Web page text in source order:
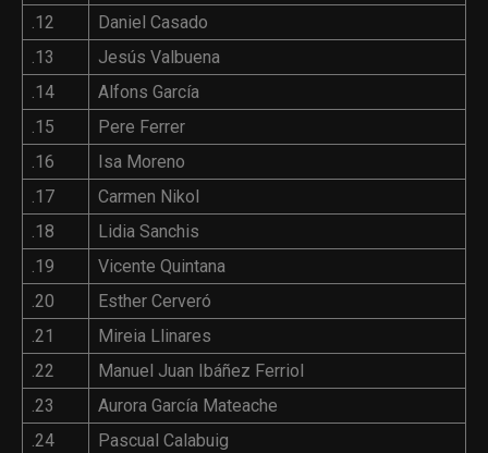
.12
Daniel Casado
.13
Jesús Valbuena
.14
Alfons García
.15
Pere Ferrer
.16
Isa Moreno
.17
Carmen Nikol
.18
Lidia Sanchis
.19
Vicente Quintana
.20
Esther Cerveró
.21
Mireia Llinares
.22
Manuel Juan Ibáñez Ferriol
.23
Aurora García Mateache
.24
Pascual Calabuig